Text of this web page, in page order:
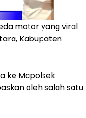
motor yang viral
Kabupaten
ke Mapolsek
oleh salah satu